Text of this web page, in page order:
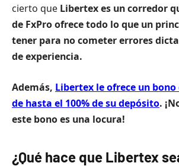
cierto que Libertex es un corredor
de FxPro ofrece todo lo que un
tener para no cometer errores
de experiencia.
Además, Libertex le ofrece un
de hasta el 100% de su depósito.
este bono es una locura!
¿Qué hace que Libertex